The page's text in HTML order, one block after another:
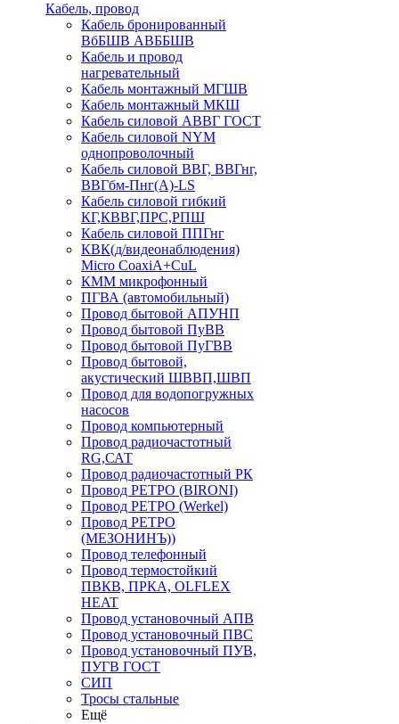
Кабель, провод
Кабель бронированный
ВбБШВ АВББШВ
Кабель и провод
нагревательный
Кабель монтажный МГШВ
Кабель монтажный МКШ
Кабель силовой АВВГ ГОСТ
Кабель силовой NYM
однопроволочный
Кабель силовой ВВГ, ВВГнг,
ВВГбм-Пнг(А)-LS
Кабель силовой гибкий
КГ,КВВГ,ПРС,РПШ
Кабель силовой ППГнг
КВК(д/видеонаблюдения)
Micro CoaxiA+CuL
КММ микрофонный
ПГВА (автомобильный)
Провод бытовой АПУНП
Провод бытовой ПуВВ
Провод бытовой ПуГВВ
Провод бытовой,
акустический ШВВП,ШВП
Провод для водопогружных
насосов
Провод компьютерный
Провод радиочастотный
RG,САТ
Провод радиочастотный РК
Провод РЕТРО (BIRONI)
Провод РЕТРО (Werkel)
Провод РЕТРО
(МЕЗОНИНЪ))
Провод телефонный
Провод термостойкий
ПВКВ, ПРКА, OLFLEX
HEAT
Провод установочный АПВ
Провод установочный ПВС
Провод установочный ПУВ,
ПУГВ ГОСТ
СИП
Тросы стальные
Ещё